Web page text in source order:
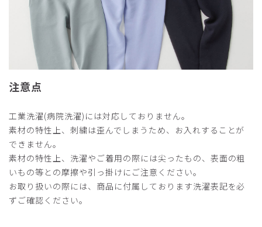
注意点
工業洗濯(病院洗濯)には対応しておりません。
素材の特性上、刺繍は歪んでしまうため、お入れすることが
できません。
素材の特性上、洗濯やご着用の際には尖ったもの、表面の粗
いもの等との摩擦や引っ掛けにご注意ください。
お取り扱いの際には、商品に付属しております洗濯表記を必
ずご確認ください。